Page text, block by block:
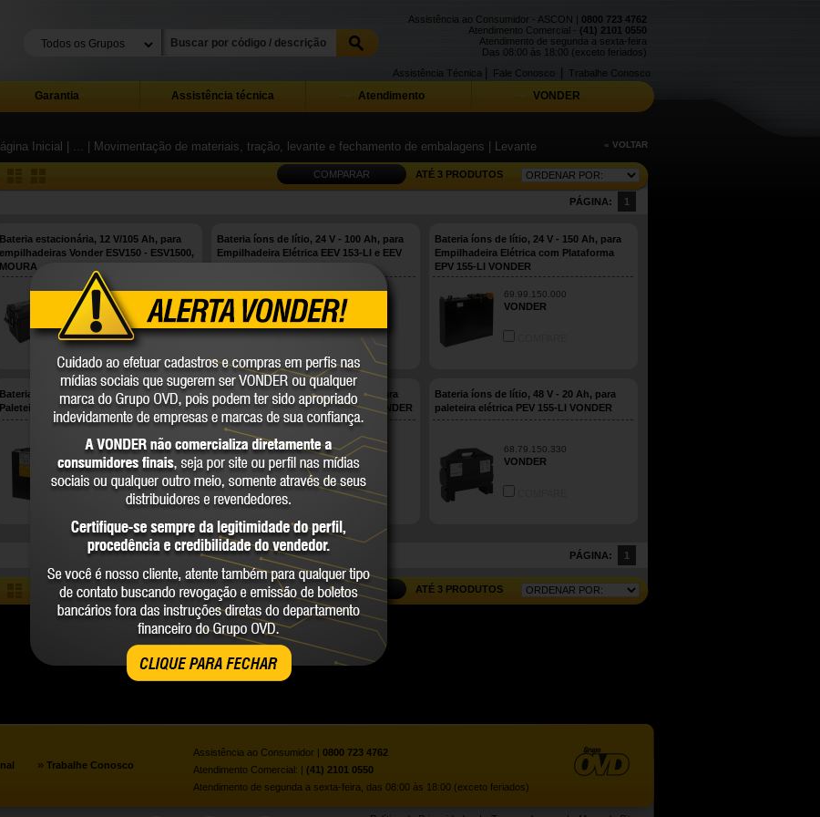
CLIQUE PARA FECHAR
Assistência ao Consumidor - ASCON | 0800 723 4762
Atendimento Comercial - (41) 2101 0550
Atendimento de segunda a sexta-feira
Das 08:00 às 18:00 (exceto feriados)
Trabalhe Conosco
Fale Conosco
Assistência Técnica
Garantia Assistência técnica Atendimento VONDER
Inicial | ... | Movimentação de materiais, tração, levante e fechamento de embalagens | Levante « VOLTAR
COMPARAR ATÉ 3 PRODUTOS
PÁGINA: 1
Bateria estacionária, 12 V/105 Ah, para
empilhadeiras Vonder ESV150 - ESV1500,
MOURA
80.55.105.012
MOURA
COMPARE
Bateria íons de lítio, 24 V - 100 Ah, para
Empilhadeira Elétrica EEV 153-LI e EEV
68.47.153.000
VONDER
COMPARE
Bateria íons de lítio, 24 V - 150 Ah, para
Empilhadeira Elétrica com Plataforma
EPV 155-LI VONDER
69.99.150.000
VONDER
Bateria íons de lítio, 25,2 V - 20 Ah, para
Paleteira Elétrica PEV 151-LI VONDER
69.99.151.105
VONDER
COMPARE
Bateria íons de lítio, 48 V - 20 Ah, para
Paleteira Elétrica PEV 155-LI (N) VONDER
68.79.330.150
VONDER
COMPARE
Bateria íons de lítio, 48 V - 20 Ah, para
paleteira elétrica PEV 155-LI VONDER
68.79.150.330
VONDER
PÁGINA: 1
COMPARAR ATÉ 3 PRODUTOS
» Trabalhe Conosco
Assistência ao Consumidor | 0800 723 4762
Atendimento Comercial: | (41) 2101 0550
Atendimento de segunda a sexta-feira, das 08:00 às 18:00 (exceto feriados)